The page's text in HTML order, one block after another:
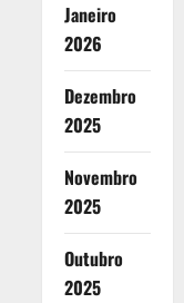
Janeiro
2026
Dezembro
2025
Novembro
2025
Outubro
2025